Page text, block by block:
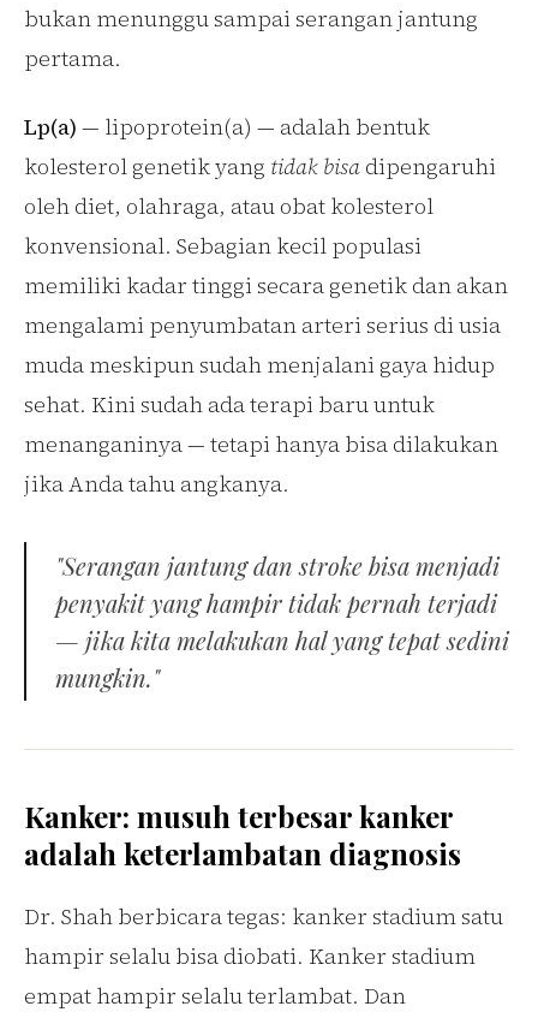
bukan menunggu sampai serangan jantung
pertama.
Lp(a) — lipoprotein(a) — adalah bentuk
kolesterol genetik yang tidak bisa dipengaruhi
oleh diet, olahraga, atau obat kolesterol
konvensional. Sebagian kecil populasi
memiliki kadar tinggi secara genetik dan akan
mengalami penyumbatan arteri serius di usia
muda meskipun sudah menjalani gaya hidup
sehat. Kini sudah ada terapi baru untuk
menanganinya — tetapi hanya bisa dilakukan
jika Anda tahu angkanya.
"Serangan jantung dan stroke bisa menjadi
penyakit yang hampir tidak pernah terjadi
— jika kita melakukan hal yang tepat sedini
mungkin."
Kanker: musuh terbesar kanker
adalah keterlambatan diagnosis
Dr. Shah berbicara tegas: kanker stadium satu
hampir selalu bisa diobati. Kanker stadium
empat hampir selalu terlambat. Dan